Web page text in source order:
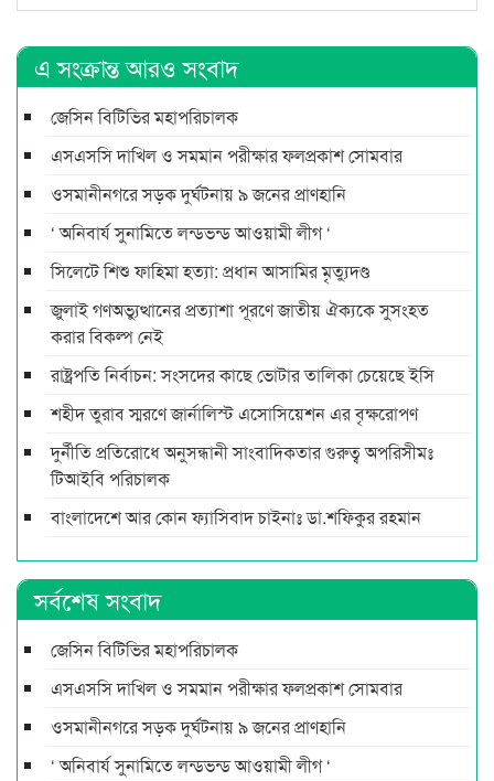
এ সংক্রান্ত আরও সংবাদ
জেসিন বিটিভির মহাপরিচালক
এসএসসি দাখিল ও সমমান পরীক্ষার ফলপ্রকাশ সোমবার
ওসমানীনগরে সড়ক দুর্ঘটনায় ৯ জনের প্রাণহানি
‘ অনিবার্য সুনামিতে লন্ডভন্ড আওয়ামী লীগ ‘
সিলেটে শিশু ফাহিমা হত্যা: প্রধান আসামির মৃত্যুদণ্ড
জুলাই গণঅভ্যুত্থানের প্রত্যাশা পূরণে জাতীয় ঐক্যকে সুসংহত
করার বিকল্প নেই
রাষ্ট্রপতি নির্বাচন: সংসদের কাছে ভোটার তালিকা চেয়েছে ইসি
শহীদ তুরাব স্মরণে জার্নালিস্ট এসোসিয়েশন এর বৃক্ষরোপণ
দুর্নীতি প্রতিরোধে অনুসন্ধানী সাংবাদিকতার গুরুত্ব অপরিসীমঃ
টিআইবি পরিচালক
বাংলাদেশে আর কোন ফ্যাসিবাদ চাইনাঃ ডা.শফিকুর রহমান
সর্বশেষ সংবাদ
জেসিন বিটিভির মহাপরিচালক
এসএসসি দাখিল ও সমমান পরীক্ষার ফলপ্রকাশ সোমবার
ওসমানীনগরে সড়ক দুর্ঘটনায় ৯ জনের প্রাণহানি
‘ অনিবার্য সুনামিতে লন্ডভন্ড আওয়ামী লীগ ‘